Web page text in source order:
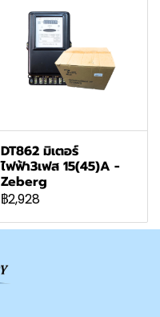
DT862 มิเตอร์
ไฟฟ้า3เฟส 15(45)A -
Zeberg
฿2,928